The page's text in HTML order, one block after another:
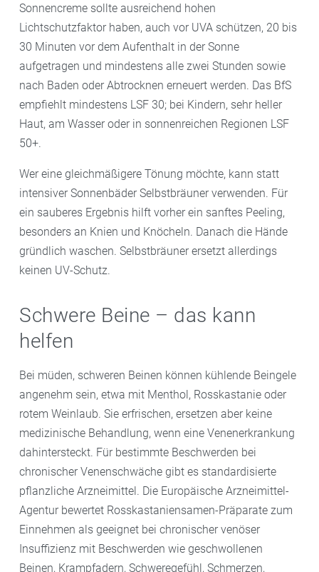
Sonnencreme sollte ausreichend hohen
Lichtschutzfaktor haben, auch vor UVA schützen, 20 bis
30 Minuten vor dem Aufenthalt in der Sonne
aufgetragen und mindestens alle zwei Stunden sowie
nach Baden oder Abtrocknen erneuert werden. Das BfS
empfiehlt mindestens LSF 30; bei Kindern, sehr heller
Haut, am Wasser oder in sonnenreichen Regionen LSF
50+.
Wer eine gleichmäßigere Tönung möchte, kann statt
intensiver Sonnenbäder Selbstbräuner verwenden. Für
ein sauberes Ergebnis hilft vorher ein sanftes Peeling,
besonders an Knien und Knöcheln. Danach die Hände
gründlich waschen. Selbstbräuner ersetzt allerdings
keinen UV-Schutz.
Schwere Beine – das kann
helfen
Bei müden, schweren Beinen können kühlende Beingele
angenehm sein, etwa mit Menthol, Rosskastanie oder
rotem Weinlaub. Sie erfrischen, ersetzen aber keine
medizinische Behandlung, wenn eine Venenerkrankung
dahintersteckt. Für bestimmte Beschwerden bei
chronischer Venenschwäche gibt es standardisierte
pflanzliche Arzneimittel. Die Europäische Arzneimittel-
Agentur bewertet Rosskastaniensamen-Präparate zum
Einnehmen als geeignet bei chronischer venöser
Insuffizienz mit Beschwerden wie geschwollenen
Beinen, Krampfadern, Schweregefühl, Schmerzen,